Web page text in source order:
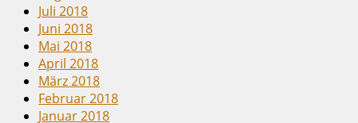
Juli 2018
Juni 2018
Mai 2018
April 2018
März 2018
Februar 2018
Januar 2018